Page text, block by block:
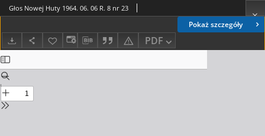
Pokaż szczegóły
PDF
Głos Nowej Huty 1964. 06. 06 R. 8 nr 23